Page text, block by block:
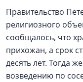
Правительство
религиозного
сообщалось, что
прихожан, а срок
десять лет. Тогда
возведению по